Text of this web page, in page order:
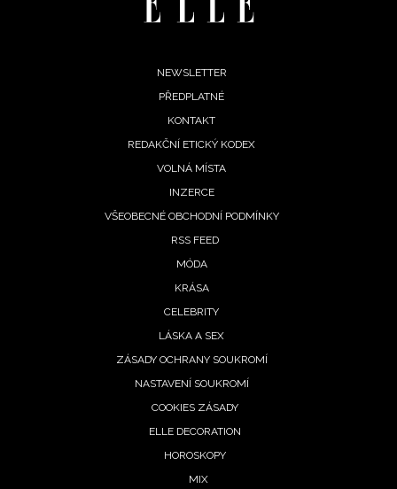
NEWSLETTER
PŘEDPLATNÉ
KONTAKT
REDAKČNÍ ETICKÝ KODEX
VOLNÁ MÍSTA
INZERCE
VŠEOBECNÉ OBCHODNÍ PODMÍNKY
RSS FEED
MÓDA
KRÁSA
CELEBRITY
LÁSKA A SEX
ZÁSADY OCHRANY SOUKROMÍ
NASTAVENÍ SOUKROMÍ
COOKIES ZÁSADY
ELLE DECORATION
HOROSKOPY
MIX